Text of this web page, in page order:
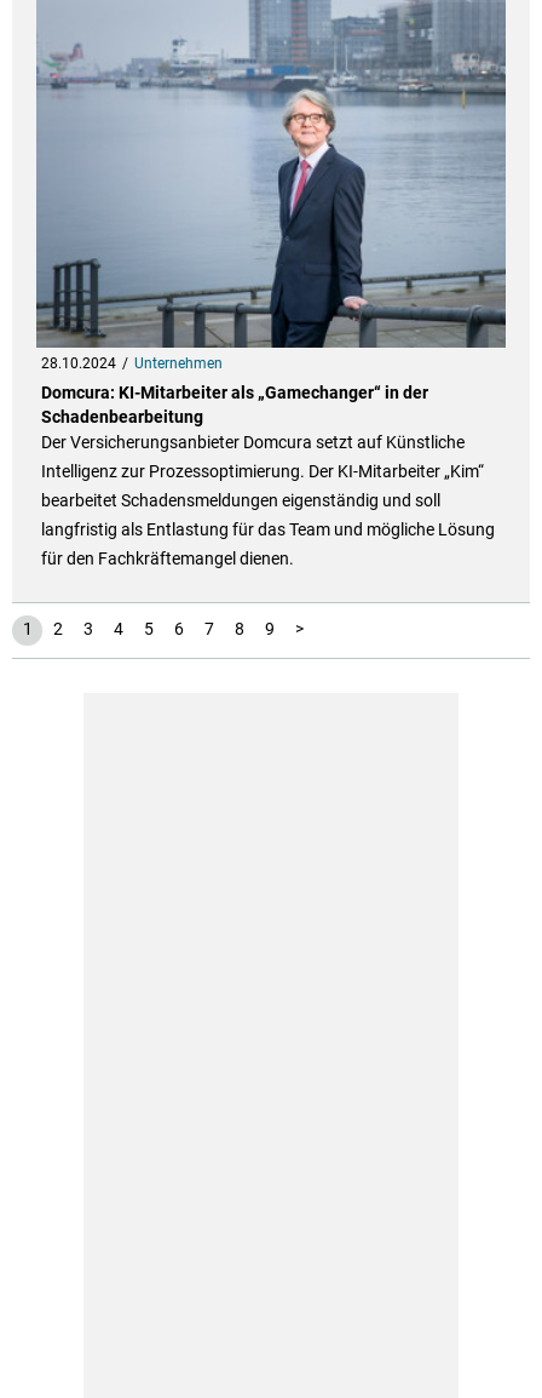
28.10.2024 Unternehmen
Domcura: KI-Mitarbeiter als „Gamechanger“ in der
Schadenbearbeitung
Der Versicherungsanbieter Domcura setzt auf Künstliche
Intelligenz zur Prozessoptimierung. Der KI-Mitarbeiter „Kim“
bearbeitet Schadensmeldungen eigenständig und soll
langfristig als Entlastung für das Team und mögliche Lösung
für den Fachkräftemangel dienen.
1 2 3 4 5 6 7 8 9 >